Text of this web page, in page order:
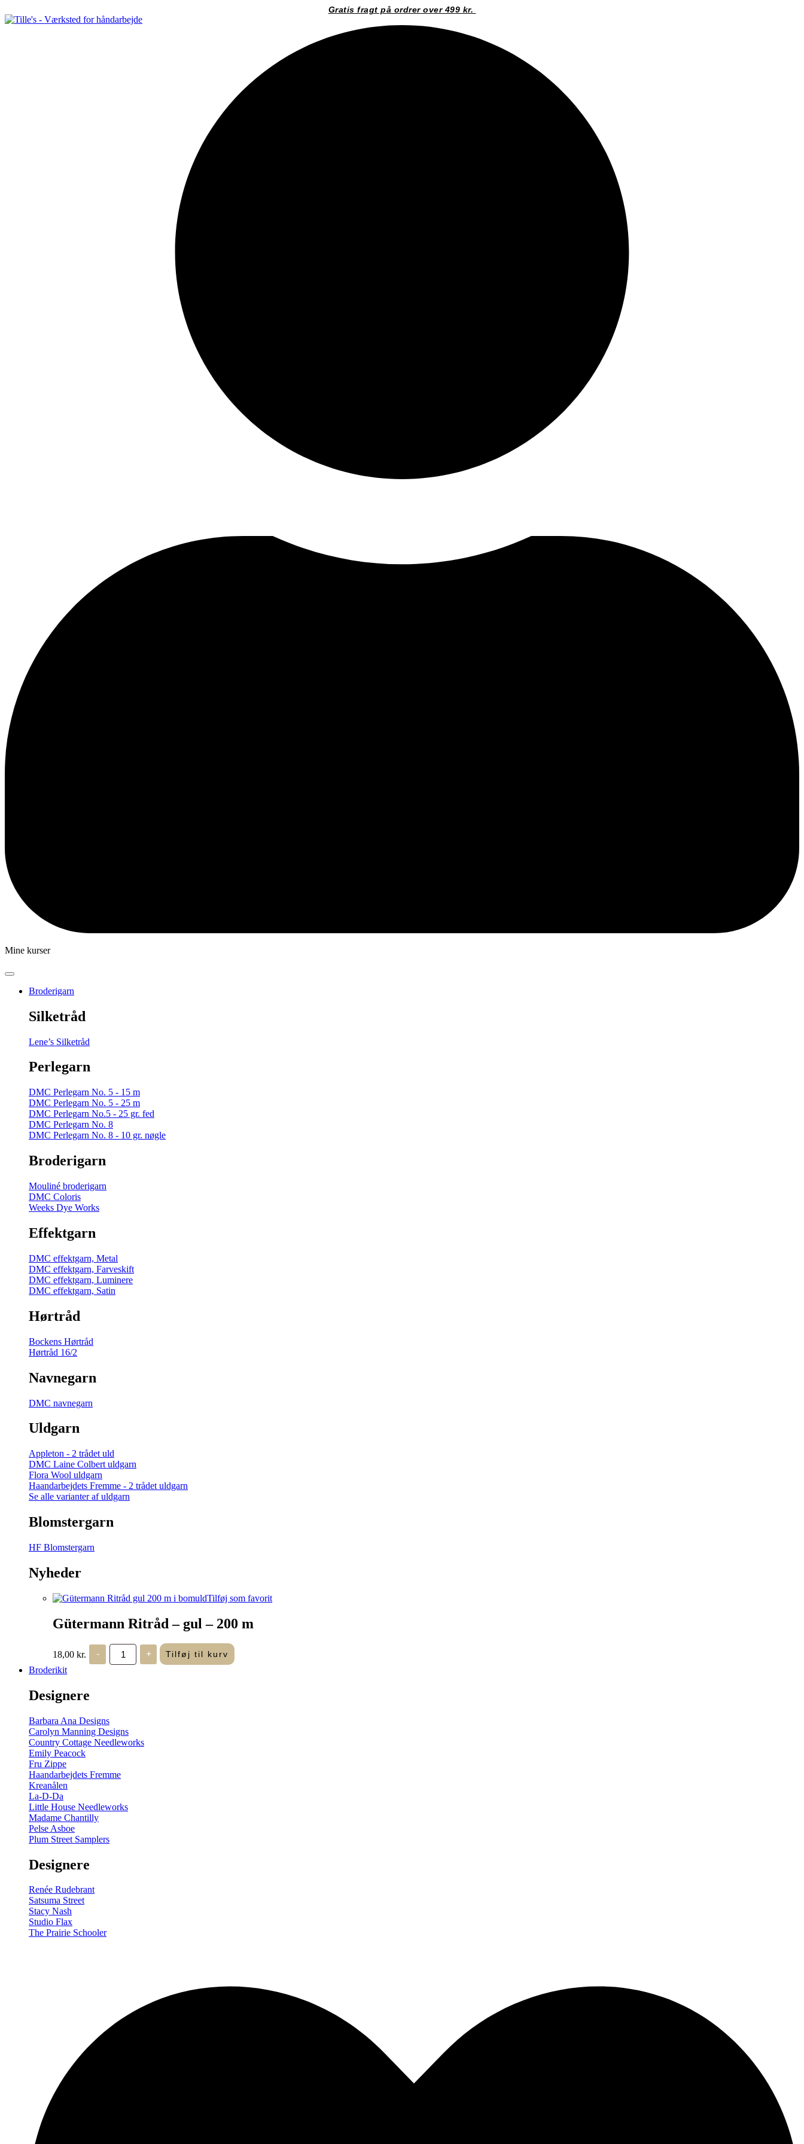
til
Gratis fragt på ordrer over 499 kr.
Mine kurser
Broderigarn
Silketråd
Lene’s Silketråd
Perlegarn
DMC Perlegarn No. 5 - 15 m
DMC Perlegarn No. 5 - 25 m
DMC Perlegarn No.5 - 25 gr. fed
DMC Perlegarn No. 8
DMC Perlegarn No. 8 - 10 gr. nøgle
Broderigarn
Mouliné broderigarn
DMC Coloris
Weeks Dye Works
Effektgarn
DMC effektgarn, Metal
DMC effektgarn, Farveskift
DMC effektgarn, Luminere
DMC effektgarn, Satin
Hørtråd
Bockens Hørtråd
Hørtråd 16/2
Navnegarn
DMC navnegarn
Uldgarn
Appleton - 2 trådet uld
DMC Laine Colbert uldgarn
Flora Wool uldgarn
Haandarbejdets Fremme - 2 trådet uldgarn
Se alle varianter af uldgarn
Blomstergarn
HF Blomstergarn
Nyheder
Tilføj som favorit
Gütermann Ritråd – gul – 200 m
18,00 kr. -
Gütermann
Ritråd
-
+ Tilføj til kurv
Broderikit
Designere
Barbara Ana Designs
Carolyn Manning Designs
Country Cottage Needleworks
Emily Peacock
Fru Zippe
Haandarbejdets Fremme
Kreanålen
La-D-Da
Little House Needleworks
Madame Chantilly
Pelse Asboe
Plum Street Samplers
Designere
Renée Rudebrant
Satsuma Street
Stacy Nash
Studio Flax
The Prairie Schooler